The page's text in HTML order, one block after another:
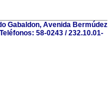
Gabaldon, Avenida Bermúdez
58-0243 / 232.10.01-